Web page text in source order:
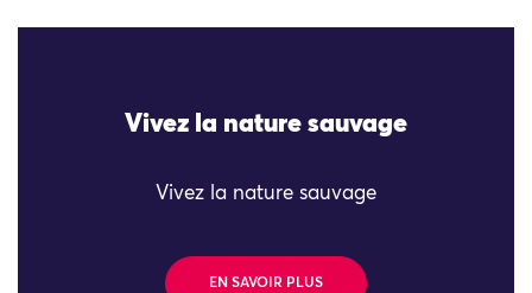
Vivez la nature sauvage
Vivez la nature sauvage
EN SAVOIR PLUS